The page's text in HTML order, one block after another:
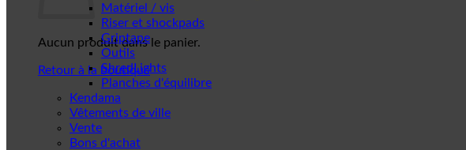
Aucun produit dans le panier.
Retour à la boutique
Matériel / vis
Riser et shockpads
Griptape
Outils
ShredLights
Planches d'équilibre
Kendama
Vêtements de ville
Vente
Bons d'achat